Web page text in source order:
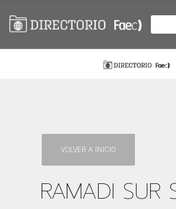
VOLVER A INICIO
RAMADI SUR